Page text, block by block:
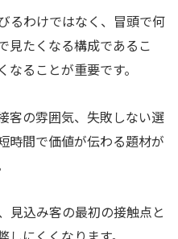
るわけではなく、冒頭で何
見たくなる構成であるこ
ることが重要です。
客の雰囲気、失敗しない選
時間で価値が伝わる題材が
見込み客の最初の接触点と